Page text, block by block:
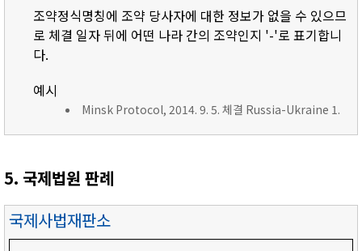
조약정식명칭에 조약 당사자에 대한 정보가 없을 수 있으므
로 체결 일자 뒤에 어떤 나라 간의 조약인지 '-'로 표기합니
다.
예시
Minsk Protocol, 2014. 9. 5. 체결 Russia-Ukraine 1.
5. 국제법원 판례
국제사법재판소